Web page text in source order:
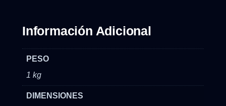
Información Adicional
PESO
1 kg
DIMENSIONES